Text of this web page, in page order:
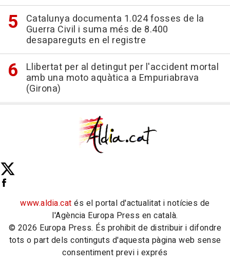
Catalunya documenta 1.024 fosses de la
Guerra Civil i suma més de 8.400
desapareguts en el registre
Llibertat per al detingut per l'accident mortal
amb una moto aquàtica a Empuriabrava
(Girona)
www.aldia.cat és el portal d'actualitat i notícies de
l'Agència Europa Press en català.
© 2026 Europa Press. És prohibit de distribuir i difondre
tots o part dels continguts d'aquesta pàgina web sense
consentiment previ i exprés